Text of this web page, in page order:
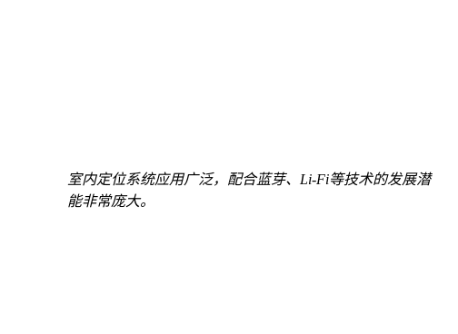
室内定位系统应用广泛，配合蓝芽、Li-Fi等技术的发展潜
能非常庞大。